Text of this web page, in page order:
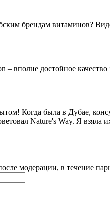
брендам витаминов?
– вполне достойное
Когда была в Дубае,
Nature's Way. Я
модерации, в течение